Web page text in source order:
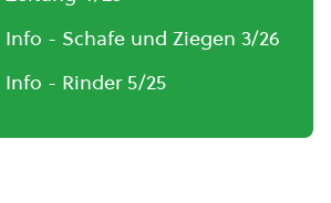
Info - Schafe und Ziegen 3/26
Info - Rinder 5/25